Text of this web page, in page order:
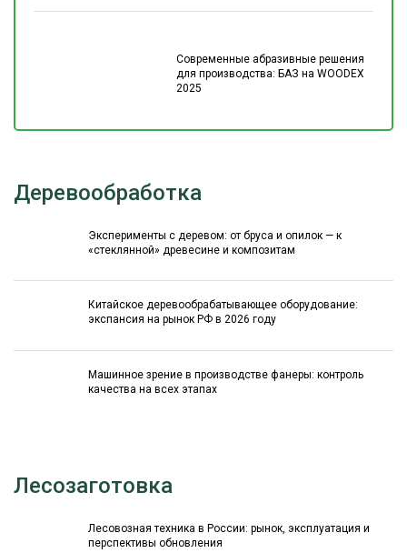
Современные абразивные решения
для производства: БАЗ на WOODEX
2025
Деревообработка
Эксперименты с деревом: от бруса и опилок — к
«стеклянной» древесине и композитам
Китайское деревообрабатывающее оборудование:
экспансия на рынок РФ в 2026 году
Машинное зрение в производстве фанеры: контроль
качества на всех этапах
Лесозаготовка
Лесовозная техника в России: рынок, эксплуатация и
перспективы обновления